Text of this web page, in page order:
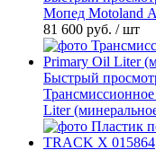
Мопед Motoland
81 600 руб. / шт
Быстрый
Liter